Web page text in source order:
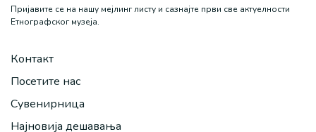
Пријавите се на нашу мејлинг листу и сазнајте први све актуелности
Етнографског музеја.
Контакт
Посетите нас
Сувенирница
Најновија дешавања